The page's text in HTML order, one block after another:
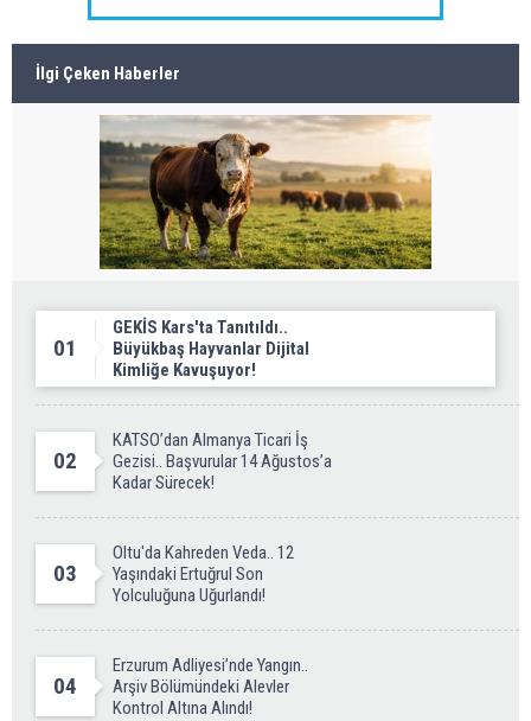
İlgi Çeken Haberler
01
GEKİS Kars'ta Tanıtıldı..
Büyükbaş Hayvanlar Dijital
Kimliğe Kavuşuyor!
02
KATSO’dan Almanya Ticari İş
Gezisi.. Başvurular 14 Ağustos’a
Kadar Sürecek!
03
Oltu'da Kahreden Veda.. 12
Yaşındaki Ertuğrul Son
Yolculuğuna Uğurlandı!
04
Erzurum Adliyesi’nde Yangın..
Arşiv Bölümündeki Alevler
Kontrol Altına Alındı!